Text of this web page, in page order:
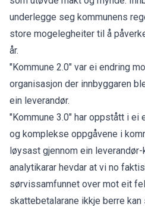
underlegge seg kommunens
store mogelegheiter til å
år.
"Kommune 2.0" var ei endring
organisasjon der innbyggaren
ein leverandør.
"Kommune 3.0" har oppstått i ei
og komplekse oppgåvene i
løysast gjennom ein
analytikarar hevdar at vi no
sørvissamfunnet over mot eit
skattebetalarane ikkje berre